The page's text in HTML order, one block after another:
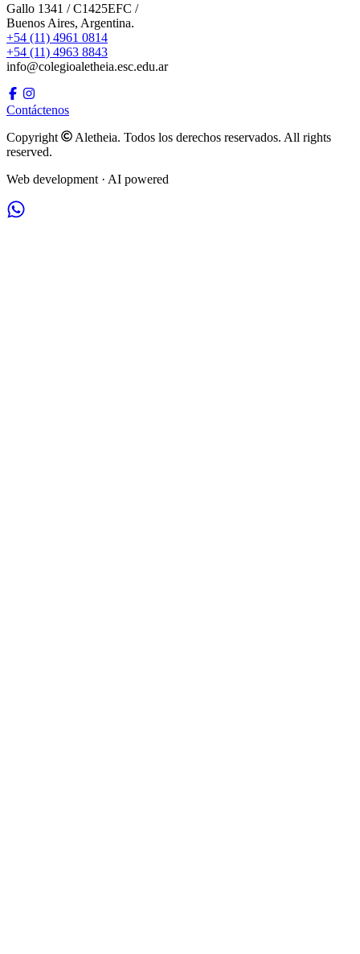
Gallo 1341 / C1425EFC /
Buenos Aires, Argentina.
+54 (11) 4961 0814
+54 (11) 4963 8843
info@colegioaletheia.esc.edu.ar
Contáctenos
Copyright
Aletheia. Todos los derechos reservados. All rights
reserved.
Web development · AI powered